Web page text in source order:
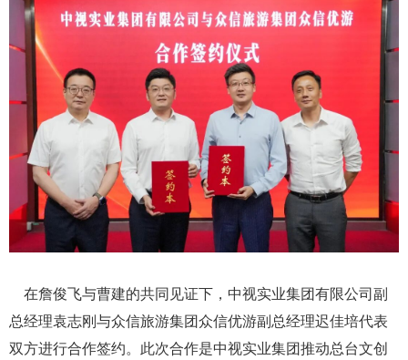
在詹俊飞与曹建的共同见证下，中视实业集团有限公司副
总经理袁志刚与众信旅游集团众信优游副总经理迟佳培代表
双方进行合作签约。此次合作是中视实业集团推动总台文创